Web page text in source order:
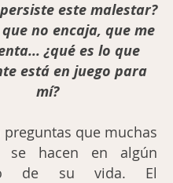
este malestar?
no encaja, que me
¿qué es lo que
está en juego para
mí?
preguntas que muchas
se hacen en algún
de su vida. El